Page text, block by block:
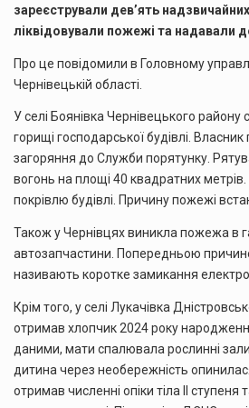
зареєстрували дев’ять
ліквідовували пожежі та надавали
Про це повідомили в Головному
Чернівецькій області.
У селі Боянівка Чернівецького
горищі господарської будівлі.
загоряння до Служби порятунку.
вогонь на площі 40 квадратних
покрівлю будівлі. Причину пожежі
Також у Чернівцях виникла пожежа в
автозапчастини. Попередньою
називають коротке замикання
Крім того, у селі Лукачівка
отримав хлопчик 2024 року
даними, мати спалювала рослинні
дитина через необережність
отримав численні опіки тіла II ступеня